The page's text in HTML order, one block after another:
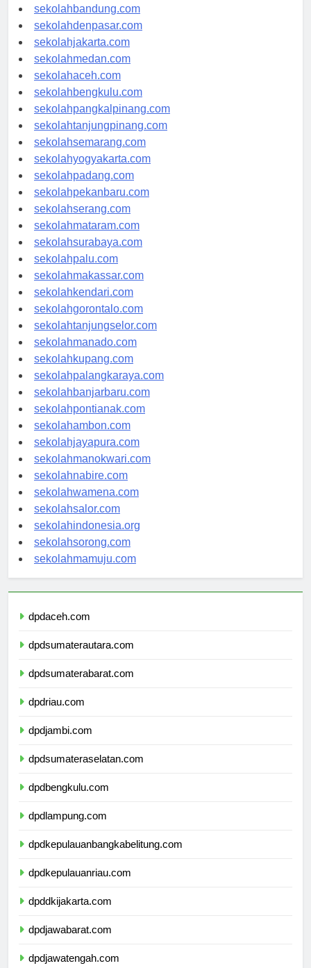
sekolahsamarinda.com
sekolahbandung.com
sekolahdenpasar.com
sekolahjakarta.com
sekolahmedan.com
sekolahaceh.com
sekolahbengkulu.com
sekolahpangkalpinang.com
sekolahtanjungpinang.com
sekolahsemarang.com
sekolahyogyakarta.com
sekolahpadang.com
sekolahpekanbaru.com
sekolahserang.com
sekolahmataram.com
sekolahsurabaya.com
sekolahpalu.com
sekolahmakassar.com
sekolahkendari.com
sekolahgorontalo.com
sekolahtanjungselor.com
sekolahmanado.com
sekolahkupang.com
sekolahpalangkaraya.com
sekolahbanjarbaru.com
sekolahpontianak.com
sekolahambon.com
sekolahjayapura.com
sekolahmanokwari.com
sekolahnabire.com
sekolahwamena.com
sekolahsalor.com
sekolahindonesia.org
sekolahsorong.com